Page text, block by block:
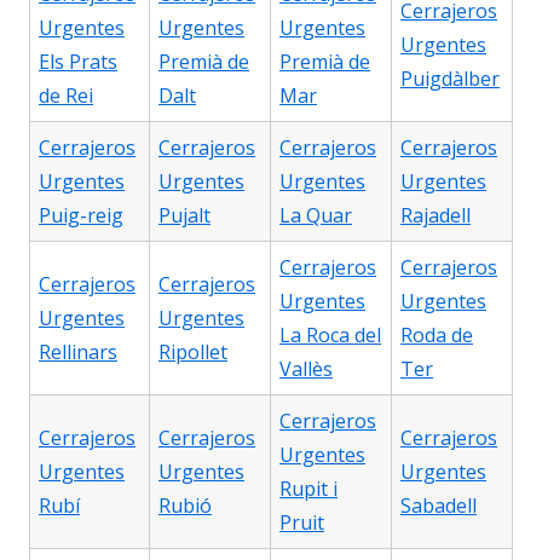
Urgentes
Els Prats
de Rei
Urgentes
Premià de
Dalt
Urgentes
Premià de
Mar
Cerrajeros
Urgentes
Puigdàlber
Cerrajeros
Urgentes
Puig-reig
Cerrajeros
Urgentes
Pujalt
Cerrajeros
Urgentes
La Quar
Cerrajeros
Urgentes
Rajadell
Cerrajeros
Urgentes
Rellinars
Cerrajeros
Urgentes
Ripollet
Cerrajeros
Urgentes
La Roca del
Vallès
Cerrajeros
Urgentes
Roda de
Ter
Cerrajeros
Urgentes
Rubí
Cerrajeros
Urgentes
Rubió
Cerrajeros
Urgentes
Rupit i
Pruit
Cerrajeros
Urgentes
Sabadell